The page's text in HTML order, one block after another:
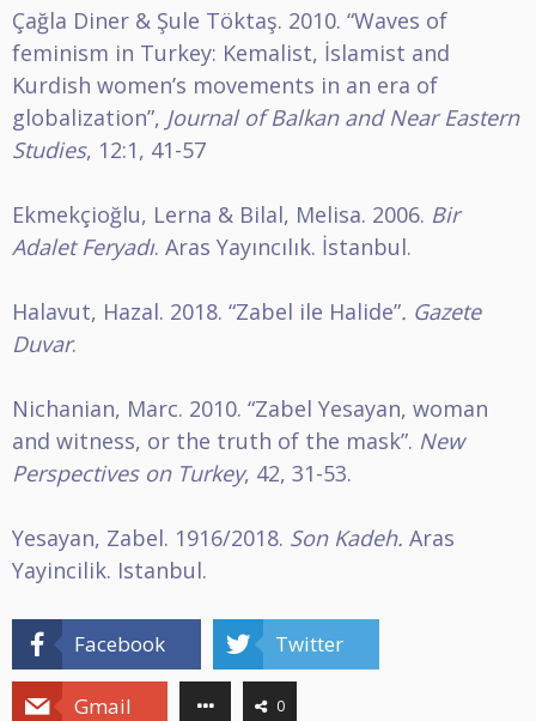
Çağla Diner & Şule Töktaş. 2010. “Waves of
feminism in Turkey: Kemalist, İslamist and
Kurdish women’s movements in an era of
globalization”, Journal of Balkan and Near Eastern
Studies, 12:1, 41-57
Ekmekçioğlu, Lerna & Bilal, Melisa. 2006. Bir
Adalet Feryadı. Aras Yayıncılık. İstanbul.
Halavut, Hazal. 2018. “Zabel ile Halide”. Gazete
Duvar.
Nichanian, Marc. 2010. “Zabel Yesayan, woman
and witness, or the truth of the mask”. New
Perspectives on Turkey, 42, 31-53.
Yesayan, Zabel. 1916/2018. Son Kadeh. Aras
Yayincilik. Istanbul.
Facebook Twitter
Gmail 0